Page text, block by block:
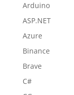
Arduino
ASP.NET
Azure
Binance
Brave
C#